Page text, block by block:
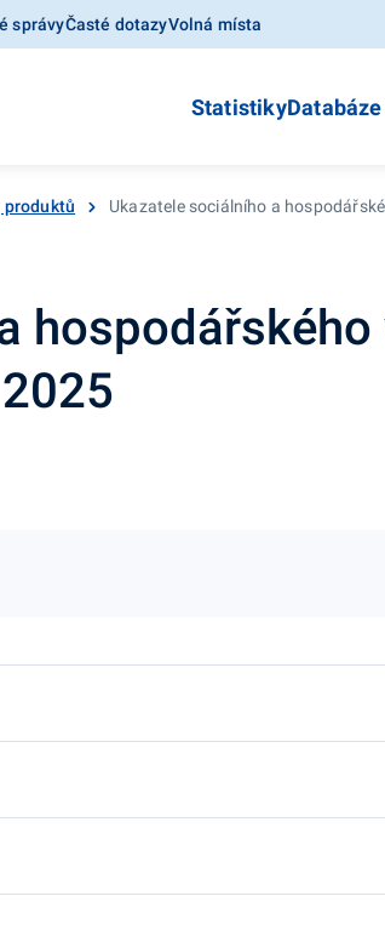
správyČasté dotazyVolná místa
Statistiky
produktů Ukazatele sociálního a
hospodářského